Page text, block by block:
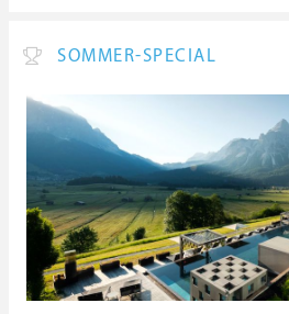
SOMMER-SPECIAL